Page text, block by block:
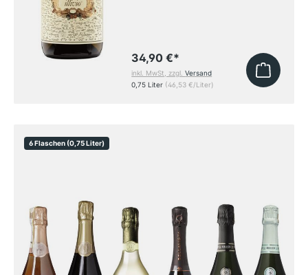
34,90 €*
inkl. MwSt, zzgl.Versand
0,75 Liter (46,53 €/Liter)
6 Flaschen (0,75 Liter)